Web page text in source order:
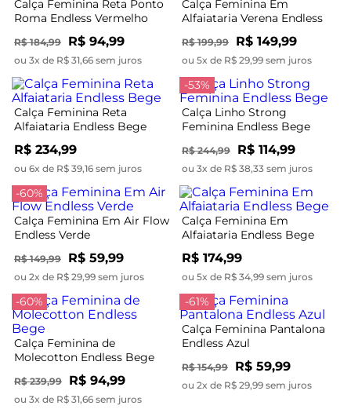
Calça Feminina Reta Ponto
Roma Endless Vermelho
R$ 184,99 R$ 94,99
ou 3x de R$ 31,66 sem juros
Calça Feminina Em
Alfaiataria Verena Endless
R$ 199,99 R$ 149,99
ou 5x de R$ 29,99 sem juros
Calça Feminina Reta
Alfaiataria Endless Bege
R$ 234,99
ou 6x de R$ 39,16 sem juros
-53%
Calça Linho Strong
Feminina Endless Bege
R$ 244,99 R$ 114,99
ou 3x de R$ 38,33 sem juros
-60%
Calça Feminina Em Air Flow
Endless Verde
R$ 149,99 R$ 59,99
ou 2x de R$ 29,99 sem juros
Calça Feminina Em
Alfaiataria Endless Bege
R$ 174,99
ou 5x de R$ 34,99 sem juros
-60%
Calça Feminina de
Molecotton Endless Bege
R$ 239,99 R$ 94,99
ou 3x de R$ 31,66 sem juros
-61%
Calça Feminina Pantalona
Endless Azul
R$ 154,99 R$ 59,99
ou 2x de R$ 29,99 sem juros